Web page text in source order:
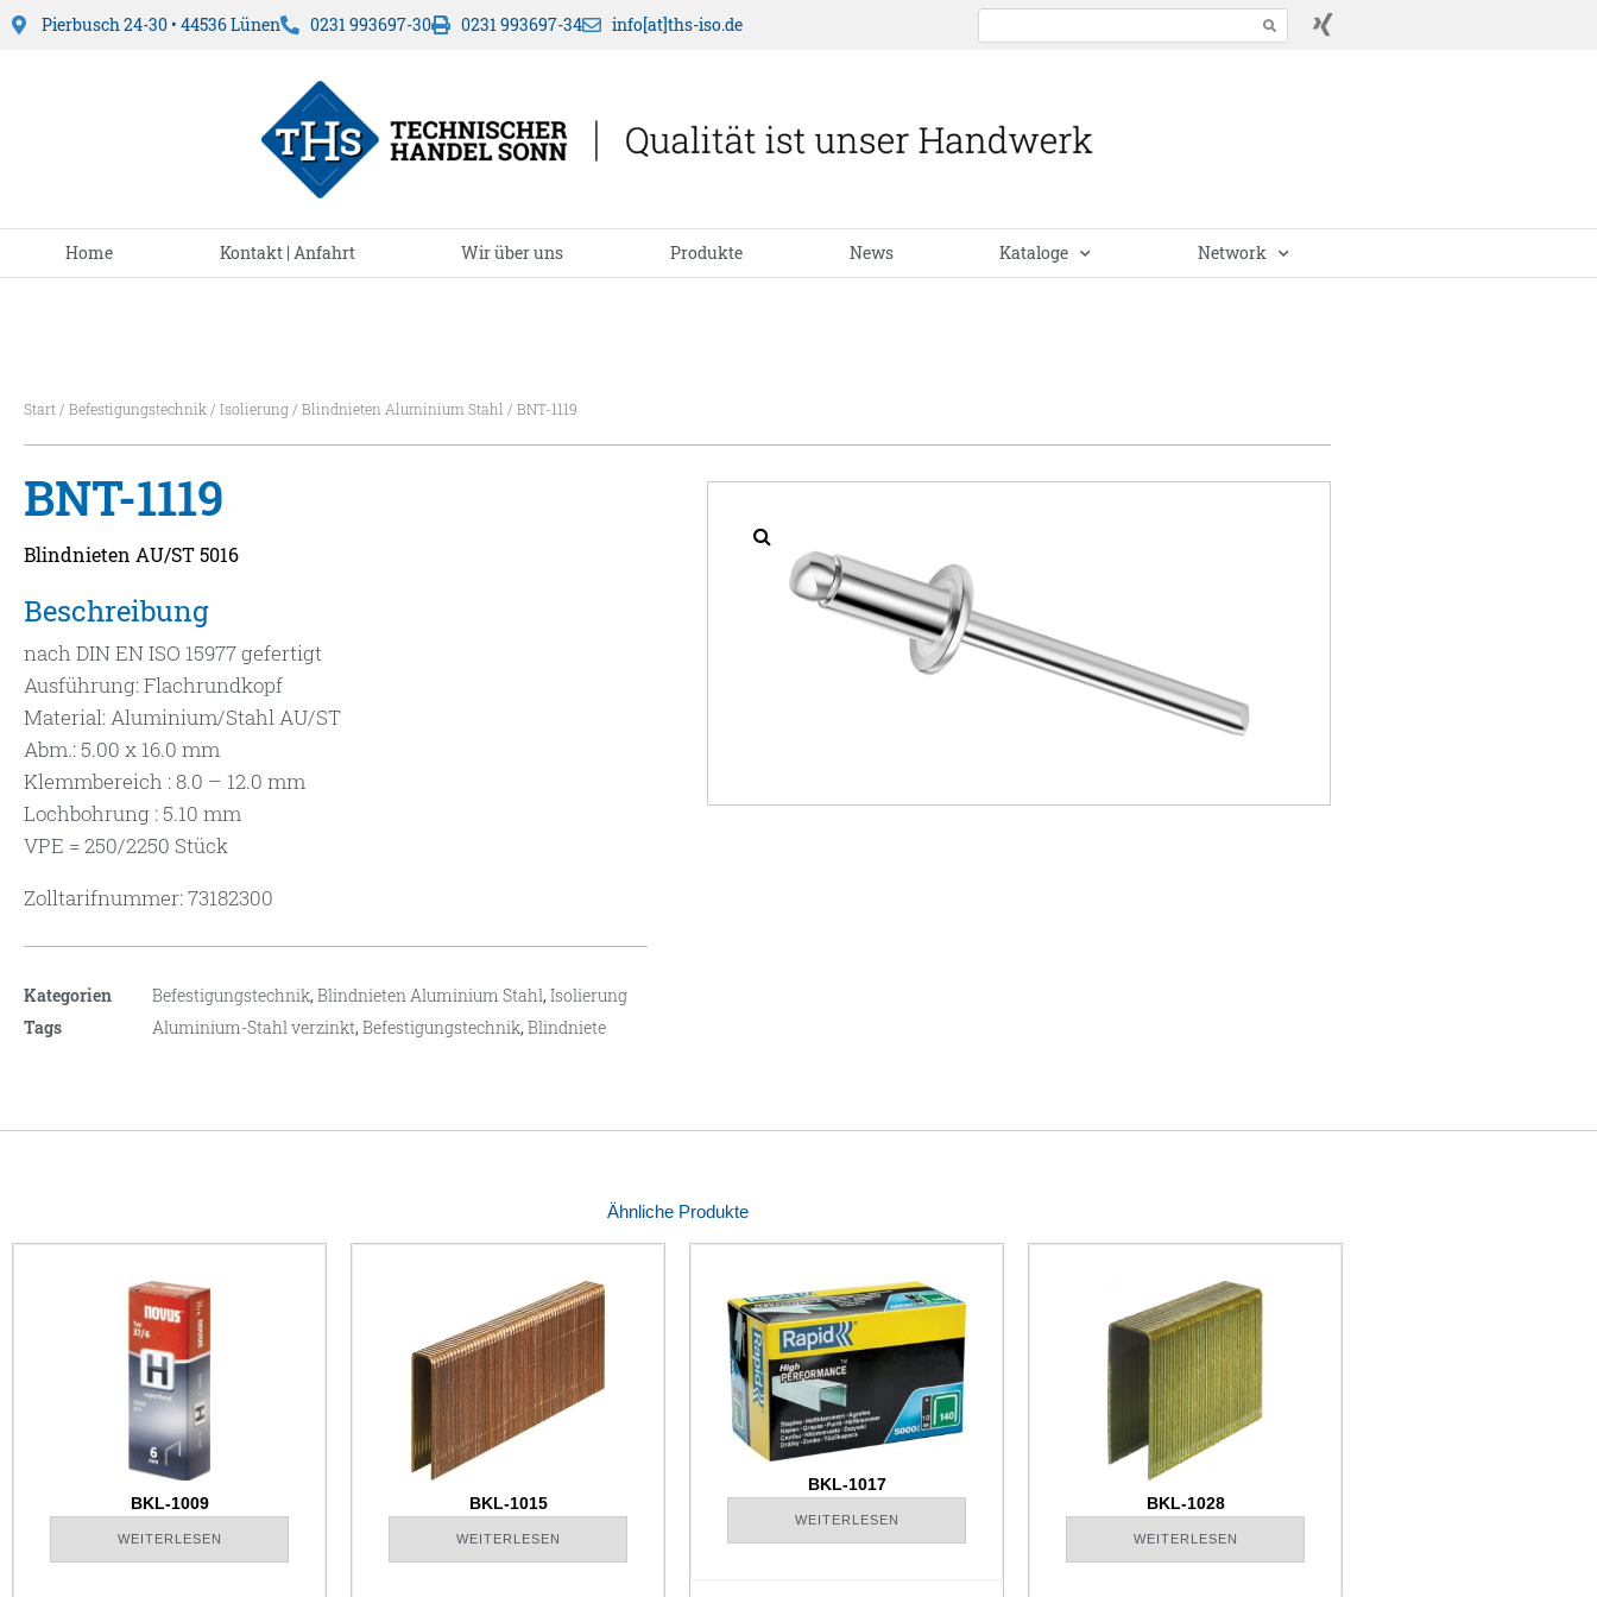
Pierbusch 24-30 • 44536 Lünen 0231 993697-30 0231 993697-34 info[at]ths-iso.de
Home Kontakt | Anfahrt Wir über uns Produkte News Kataloge Network
Start / Befestigungstechnik / Isolierung / Blindnieten Aluminium Stahl / BNT-1119
BNT-1119
Blindnieten AU/ST 5016
Beschreibung
nach DIN EN ISO 15977 gefertigt
Ausführung: Flachrundkopf
Material: Aluminium/Stahl AU/ST
Abm.: 5.00 x 16.0 mm
Klemmbereich : 8.0 – 12.0 mm
Lochbohrung : 5.10 mm
VPE = 250/2250 Stück
Zolltarifnummer: 73182300
Kategorien Befestigungstechnik,Blindnieten Aluminium Stahl,Isolierung
Tags
Aluminium-Stahl verzinkt,Befestigungstechnik,Blindniete
Ähnliche Produkte
BKL-1009
WEITERLESEN
BKL-1015
WEITERLESEN
BKL-1017
WEITERLESEN
BKL-1028
WEITERLESEN